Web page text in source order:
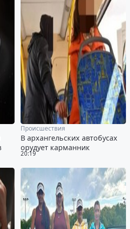
20:19
Происшествия
В архангельских автобусах
орудует карманник